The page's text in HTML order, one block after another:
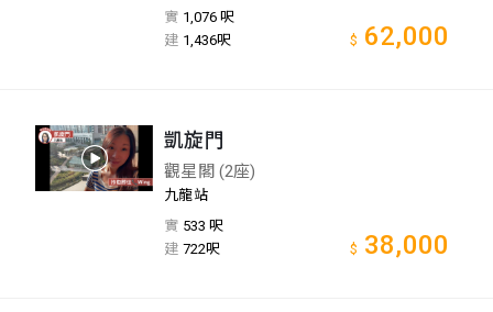
實 1,076 呎
建 1,436呎 $ 62,000
凱旋門
觀星閣 (2座)
九龍站
實 533 呎
建 722呎 $ 38,000